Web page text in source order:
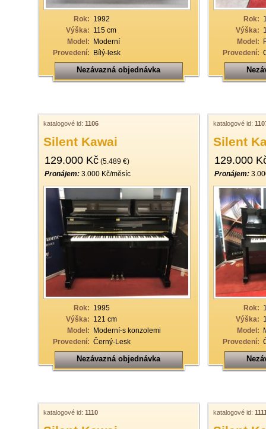
Rok: 1992
Výška: 115 cm
Model: Moderní
Provedení: Bílý-lesk
Nezávazná objednávka
Rok:
Výška:
Model:
Provedení:
katalogové id: 1106
Silent Kawai
129.000 Kč (5.489 €)
Pronájem: 3.000 Kč/měsíc
Rok: 1995
Výška: 121 cm
Model: Moderní-s konzolemi
Provedení: Černý-Lesk
Nezávazná objednávka
katalogové id:
Silent
129.000
Pronájem:
Rok:
Výška:
Model:
Provedení:
katalogové id: 1110 katalogové id: